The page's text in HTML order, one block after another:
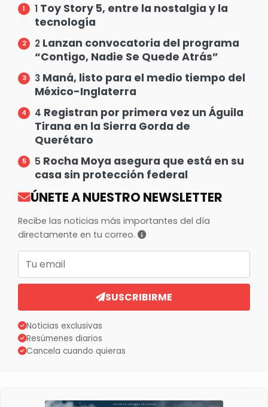
1 Toy Story 5, entre la nostalgia y la
tecnología
2 Lanzan convocatoria del programa
“Contigo, Nadie Se Quede Atrás”
3 Maná, listo para el medio tiempo del
México-Inglaterra
4 Registran por primera vez un Águila
Tirana en la Sierra Gorda de
Querétaro
5 Rocha Moya asegura que está en su
casa sin protección federal
ÚNETE A NUESTRO NEWSLETTER
Recibe las noticias más importantes del día
directamente en tu correo.
Correo electrónico
SUSCRIBIRME
Noticias exclusivas
Resúmenes diarios
Cancela cuando quieras